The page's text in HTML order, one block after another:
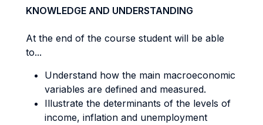
KNOWLEDGE AND UNDERSTANDING
At the end of the course student will be able
to...
Understand how the main macroeconomic
variables are defined and measured.
Illustrate the determinants of the levels of
income, inflation and unemployment